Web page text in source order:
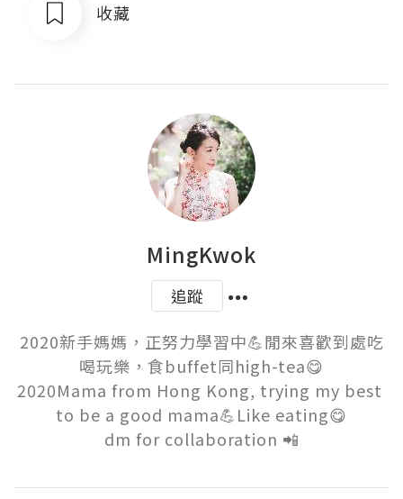
收藏
MingKwok
追蹤
2020新手媽媽，正努力學習中💪閒來喜歡到處吃
喝玩樂，食buffet同high-tea😋
2020Mama from Hong Kong, trying my best
to be a good mama💪Like eating😋
dm for collaboration 📲